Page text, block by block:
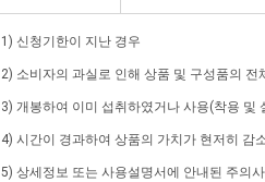
1) 신청기한이 지난 경우
2) 소비자의 과실로 인해 상품 및 구성품의
3) 개봉하여 이미 섭취하였거나 사용(착용 및
4) 시간이 경과하여 상품의 가치가 현저히 감
5) 상세정보 또는 사용설명서에 안내된 주의